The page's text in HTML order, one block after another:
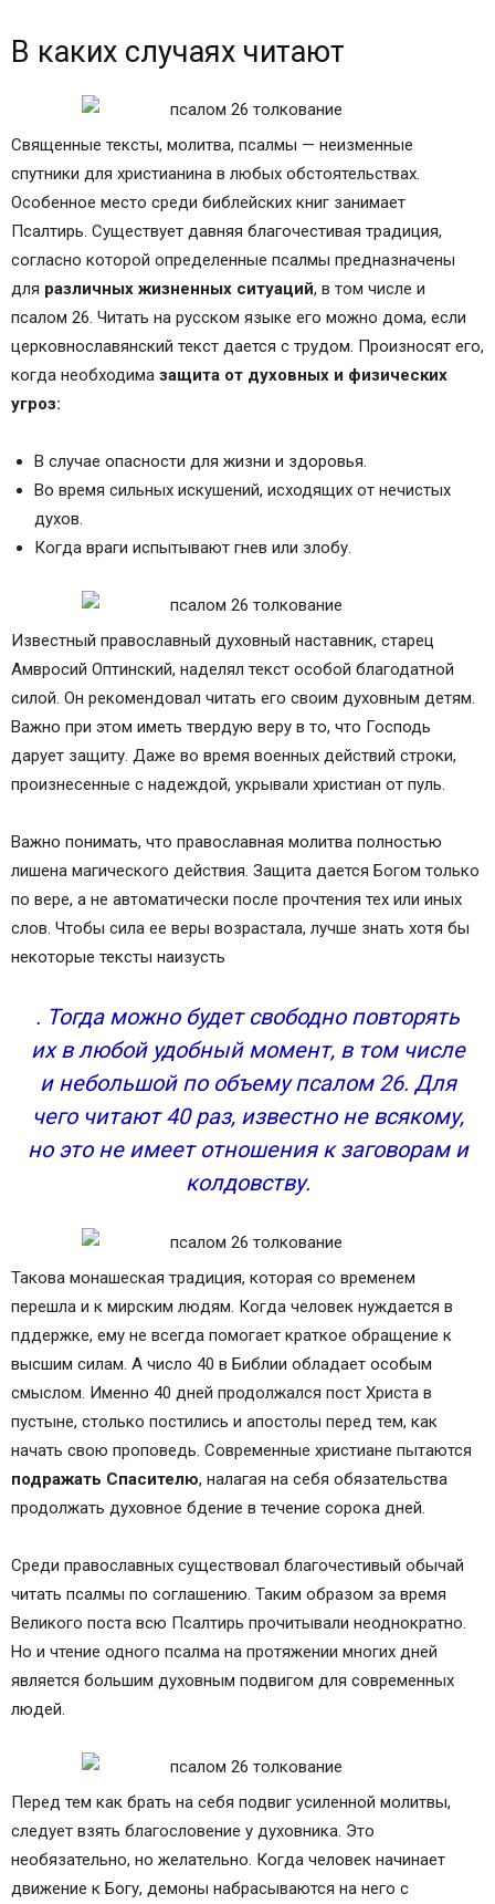
В каких случаях читают
Священные тексты, молитва, псалмы — неизменные
спутники для христианина в любых обстоятельствах.
Особенное место среди библейских книг занимает
Псалтирь. Существует давняя благочестивая традиция,
согласно которой определенные псалмы предназначены
для различных жизненных ситуаций, в том числе и
псалом 26. Читать на русском языке его можно дома, если
церковнославянский текст дается с трудом. Произносят его,
когда необходима защита от духовных и физических
угроз:
В случае опасности для жизни и здоровья.
Во время сильных искушений, исходящих от нечистых
духов.
Когда враги испытывают гнев или злобу.
Известный православный духовный наставник, старец
Амвросий Оптинский, наделял текст особой благодатной
силой. Он рекомендовал читать его своим духовным детям.
Важно при этом иметь твердую веру в то, что Господь
дарует защиту. Даже во время военных действий строки,
произнесенные с надеждой, укрывали христиан от пуль.
Важно понимать, что православная молитва полностью
лишена магического действия. Защита дается Богом только
по вере, а не автоматически после прочтения тех или иных
слов. Чтобы сила ее веры возрастала, лучше знать хотя бы
некоторые тексты наизусть
. Тогда можно будет свободно повторять
их в любой удобный момент, в том числе
и небольшой по объему псалом 26. Для
чего читают 40 раз, известно не всякому,
но это не имеет отношения к заговорам и
колдовству.
Такова монашеская традиция, которая со временем
перешла и к мирским людям. Когда человек нуждается в
пддержке, ему не всегда помогает краткое обращение к
высшим силам. А число 40 в Библии обладает особым
смыслом. Именно 40 дней продолжался пост Христа в
пустыне, столько постились и апостолы перед тем, как
начать свою проповедь. Современные христиане пытаются
подражать Спасителю, налагая на себя обязательства
продолжать духовное бдение в течение сорока дней.
Среди православных существовал благочестивый обычай
читать псалмы по соглашению. Таким образом за время
Великого поста всю Псалтирь прочитывали неоднократно.
Но и чтение одного псалма на протяжении многих дней
является большим духовным подвигом для современных
людей.
Перед тем как брать на себя подвиг усиленной молитвы,
следует взять благословение у духовника. Это
необязательно, но желательно. Когда человек начинает
движение к Богу, демоны набрасываются на него с